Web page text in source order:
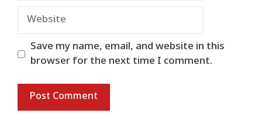
Website
Save my name, email, and website in this
browser for the next time I comment.